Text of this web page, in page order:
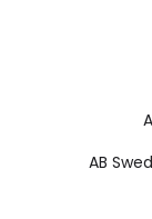
AB